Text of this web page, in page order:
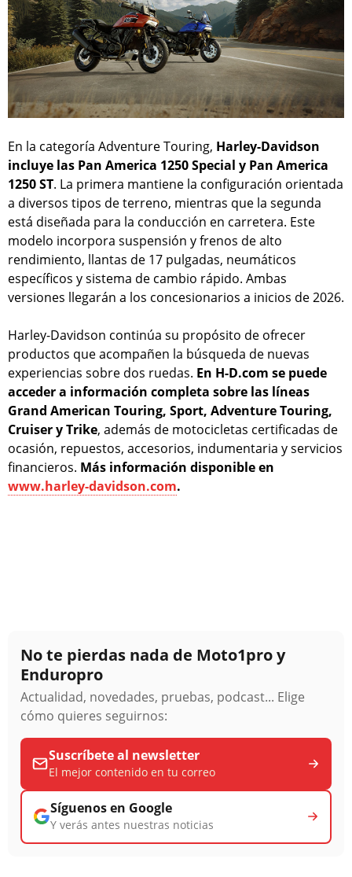
En la categoría Adventure Touring, Harley-Davidson
incluye las Pan America 1250 Special y Pan America
1250 ST. La primera mantiene la configuración orientada
a diversos tipos de terreno, mientras que la segunda
está diseñada para la conducción en carretera. Este
modelo incorpora suspensión y frenos de alto
rendimiento, llantas de 17 pulgadas, neumáticos
específicos y sistema de cambio rápido. Ambas
versiones llegarán a los concesionarios a inicios de 2026.
Harley-Davidson continúa su propósito de ofrecer
productos que acompañen la búsqueda de nuevas
experiencias sobre dos ruedas. En H-D.com se puede
acceder a información completa sobre las líneas
Grand American Touring, Sport, Adventure Touring,
Cruiser y Trike, además de motocicletas certificadas de
ocasión, repuestos, accesorios, indumentaria y servicios
financieros. Más información disponible en
www.harley-davidson.com.
No te pierdas nada de Moto1pro y
Enduropro
Actualidad, novedades, pruebas, podcast... Elige
cómo quieres seguirnos:
Suscríbete al newsletter
El mejor contenido en tu correo
Síguenos en Google
Y verás antes nuestras noticias